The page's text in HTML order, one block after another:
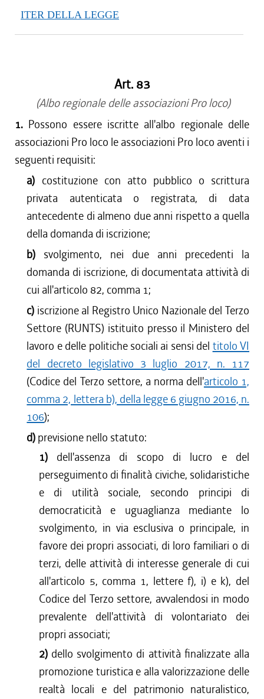
ITER DELLA LEGGE
Art. 83
(Albo regionale delle associazioni Pro loco)
1. Possono essere iscritte all'albo regionale delle
associazioni Pro loco le associazioni Pro loco aventi i
seguenti requisiti:
a) costituzione con atto pubblico o scrittura
privata autenticata o registrata, di data
antecedente di almeno due anni rispetto a quella
della domanda di iscrizione;
b) svolgimento, nei due anni precedenti la
domanda di iscrizione, di documentata attività di
cui all'articolo 82, comma 1;
c) iscrizione al Registro Unico Nazionale del Terzo
Settore (RUNTS) istituito presso il Ministero del
lavoro e delle politiche sociali ai sensi del titolo VI
del decreto legislativo 3 luglio 2017, n. 117
(Codice del Terzo settore, a norma dell'articolo 1,
comma 2, lettera b), della legge 6 giugno 2016, n.
106);
d) previsione nello statuto:
1) dell'assenza di scopo di lucro e del
perseguimento di finalità civiche, solidaristiche
e di utilità sociale, secondo principi di
democraticità e uguaglianza mediante lo
svolgimento, in via esclusiva o principale, in
favore dei propri associati, di loro familiari o di
terzi, delle attività di interesse generale di cui
all'articolo 5, comma 1, lettere f), i) e k), del
Codice del Terzo settore, avvalendosi in modo
prevalente dell'attività di volontariato dei
propri associati;
2) dello svolgimento di attività finalizzate alla
promozione turistica e alla valorizzazione delle
realtà locali e del patrimonio naturalistico,